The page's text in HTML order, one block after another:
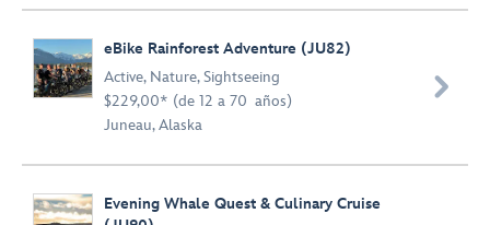
eBike Rainforest Adventure (JU82)
Active, Nature,Sightseeing
$229,00* (de 12 a 70 años)
Juneau, Alaska

Evening Whale Quest & Culinary Cruise